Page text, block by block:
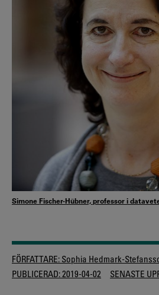
Simone Fischer-Hübner, professor i
FÖRFATTARE: Sophia Hedmark-
PUBLICERAD:2019-04-02 SENASTE